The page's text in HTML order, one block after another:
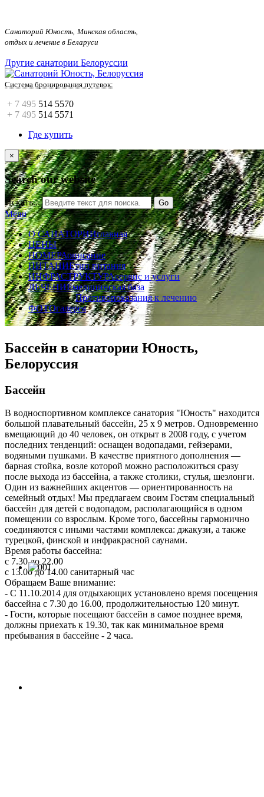
Санаторий Юность, Минская область,
отдых и лечение в Беларуси
Другие санатории Белоруссии
Система бронирования путевок:
+ 7 495 514 5570
+ 7 495 514 5571
Где купить
×
Search our website
Искать... Go
Menu
О САНАТОРИИглавная
ЦЕНЫ
НОМЕРАописание
ПИТАНИЕтип питания
ИНФРАСТРУКТУРАсервис и услуги
ЛЕЧЕНИЕмедицинская база
Противопоказания к лечению
ФОТОгалерея
Бассейн в санатории Юность,
Белоруссия
Бассейн
В водноспортивном комплексе санатория "Юность" находится
большой плавательный бассейн, 25 х 9 метров. Одновременно
вмещающий до 40 человек, он открыт в 2008 году, с учетом
последних тенденций: оснащен водопадами, гейзерами,
водяными пушками. В качестве приятного дополнения —
барная стойка, возле которой можно расположиться сразу
после выхода из бассейна, а также столики, стулья, шезлонги.
Один из важнейших акцентов — ориентированность на
семейный отдых! Мы предлагаем своим Гостям специальный
бассейн для детей с водопадом, располагающийся в одном
помещении со взрослым. Кроме того, бассейны гармонично
соединяются с иными частями комплекса: джакузи, а также
турецкой, финской и инфракрасной саунами.
Время работы бассейна:
с 7.30 до 22.00
с 13.00 до 14.00 санитарный час
Обращаем Ваше внимание:
- С 11.10.2014 для отдыхающих установлено время посещения
бассейна с 7.30 до 16.00, продолжительностью 120 минут.
- Гости, которые посещают бассейн в самое позднее время,
должны приехать к 19.30, так как минимальное время
пребывания в бассейне - 2 часа.